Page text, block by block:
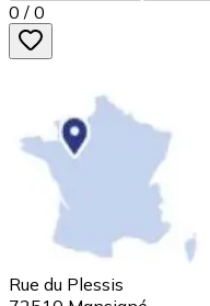
0 / 0
Rue du Plessis